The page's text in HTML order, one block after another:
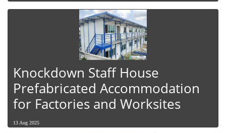
Knockdown Staff House
Prefabricated Accommodation
for Factories and Worksites
13 Aug 2025